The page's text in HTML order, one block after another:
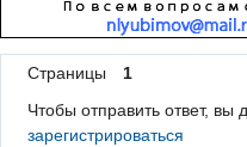
Страницы
1
Чтобы отправить ответ, вы
зарегистрироваться